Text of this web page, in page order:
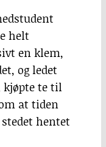
helt
en klem,
og ledet
te til
at tiden
hentet